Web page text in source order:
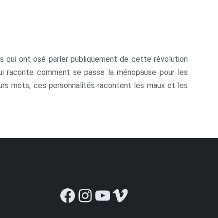
qui ont osé parler publiquement de cette révolution
raconte comment se passe la ménopause pour les
mots, ces personnalités racontent les maux et les
Facebook
Instagram
YouTube
Vimeo